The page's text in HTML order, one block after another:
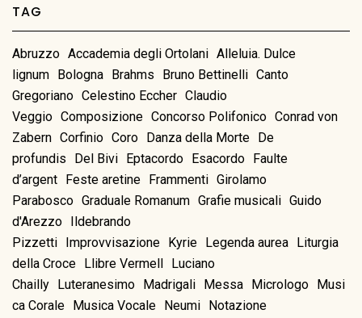
TAG
Abruzzo Accademia degli Ortolani Alleluia. Dulce
lignum Bologna Brahms Bruno Bettinelli Canto
Gregoriano Celestino Eccher Claudio
Veggio Composizione Concorso Polifonico Conrad von
Zabern Corfinio Coro Danza della Morte De
profundis
Del Bivi Eptacordo Esacordo Faulte
d’argent Feste aretine Frammenti Girolamo
Parabosco Graduale Romanum Grafie musicali Guido
d'Arezzo Ildebrando
Pizzetti Improvvisazione Kyrie Legenda aurea Liturgia
della Croce Llibre Vermell Luciano
Chailly Luteranesimo Madrigali Messa Micrologo Musi
ca Corale Musica Vocale Neumi Notazione